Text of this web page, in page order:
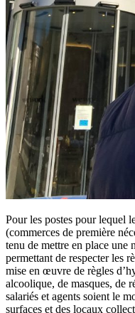
Pour les postes pour lequel
(commerces de première
tenu de mettre en place une
permettant de respecter les
mise en œuvre de règles
alcoolique, de masques, de
salariés et agents soient le
surfaces et des locaux